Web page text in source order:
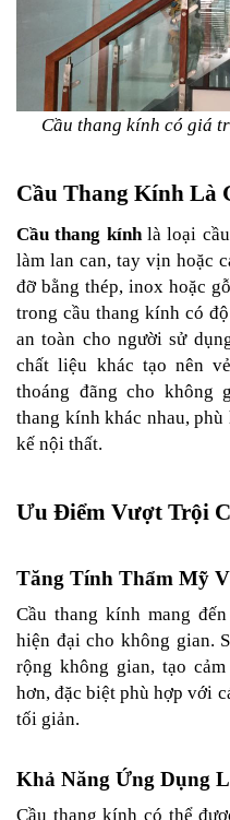
Cầu thang kính có giá
Cầu Thang Kính Là
Cầu thang kính là loại cầu
làm lan can, tay vịn hoặc
đỡ bằng thép, inox hoặc
trong cầu thang kính có
an toàn cho người sử
chất liệu khác tạo nên
thoáng đãng cho không
thang kính khác nhau,
kế nội thất.
Ưu Điểm Vượt Trội
Tăng Tính Thẩm Mỹ
Cầu thang kính mang
hiện đại cho không gian.
rộng không gian, tạo
hơn, đặc biệt phù hợp với
tối giản.
Khả Năng Ứng Dụng
Cầu thang kính có thể